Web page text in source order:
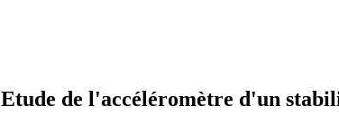
Etude de l'accéléromètre d'un